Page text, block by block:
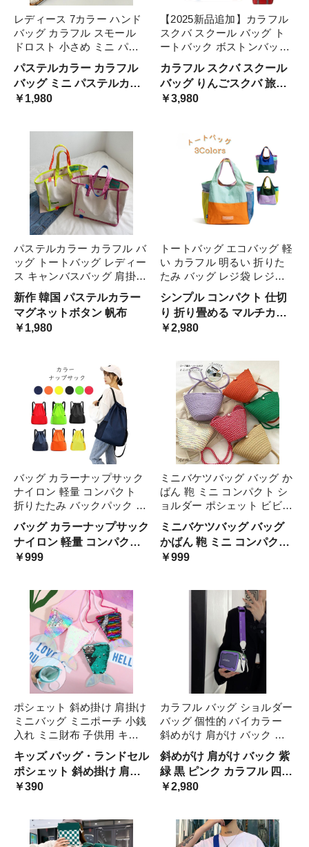
レディース 7カラー ハンド
バッグ カラフル スモール
ドロスト 小さめ ミニ パス
テルカラー 大人可愛い ママ
コーデ ママファッション 韓
国 オルチャンファッション
人気 トレンド 新作 20代 30
きれいめ レトロ お出かけ
パステルカラー カラフル
バッグ ミニ パステルカラ
ー 大人可愛い ファッショ
￥1,980
【2025新品追加】カラフル
スクバ スクール バッグ ト
ートバック ボストンバック
りんごスクバ 旅行鞄 通学
高校生 学校鞄 カバン 部活
赤 黒 ピンク 紫 スポ
ーツバッグ
カラフル スクバ スクール
バッグ りんごスクバ 旅行
鞄 通学 高校生 学校鞄 カバ
￥3,980
パステルカラー カラフル バ
ッグ トートバッグ レディー
ス キャンバスバッグ 肩掛け
バッグ 大容量 カジュアル
お出掛け おしゃれ 通学 無
地 カラフル 大きいサイズ
デイリー トレンドカラー 定
新作 韓国 パステルカラー
マグネットボタン 帆布
￥1,980
トートバッグ エコバッグ 軽
い カラフル 明るい 折りた
たみ バッグ レジ袋 レジバ
ッグ 買い物バッグ おしゃれ
コンビニ 袋 マイバッグ パ
ステルカラー 畳める 収納
マチあり 無地 小物入れ パ
お出かけ 弁当袋 撥水加工
便利
シンプル コンパクト 仕切
り 折り畳める マルチカラ
ー 20代用 30代用 40代 50
日 ギフト 可愛い 洗える ピ
クニック 散策用 弁当 ショ
ッピング
￥2,980
バッグ カラーナップサック
ナイロン 軽量 コンパクト
折りたたみ バックパック 通
勤 通学 カジュアル カラフ
ル デザイン 便利 エコバッ
グ 持ち運び便利 ナップザッ
ク 遠足 アウトドア 携帯性
バッグ カラーナップサック
ナイロン 軽量 コンパクト
折りたたみ バックパック
フル デザイン 便利 エコバ
ッグ 持ち運び便利 ナップ
ザック 遠足 アウトドア 携
帯性 ビビッドカラー カラ
フル
￥999
ミニバケツバッグ バッグ か
ばん 鞄 ミニ コンパクト シ
ョルダー ポシェット ビビッ
ドカラー カラフル 春 夏 ポ
ップ ロープ 編み トレンド
おしゃれ お洒落 きれいめ
カジュアル コーデ かわいい
ミニバケツバッグ バッグ
かばん 鞄 ミニ コンパクト
ショルダー ポシェット ビ
夏 ポップ ロープ 編み トレ
ンド おしゃれ お洒落 きれ
いめ カジュアル コーデ か
わいい レディース
￥999
ポシェット 斜め掛け 肩掛け
ミニバッグ ミニポーチ 小銭
入れ ミニ財布 子供用 キッ
ズ 女の子 バッグ スパンコ
ール キラキラ カラフル グ
ラデーション 派手 フィッシ
ュテール 魚 サカナ ユニー
普段使い デイリー ファッシ
ョン小物 女児
キッズ バッグ・ランドセル
ポシェット 斜め掛け 肩掛
け ミニバッグ ミニポーチ
￥390
カラフル バッグ ショルダー
バッグ 個性的 バイカラー
斜めがけ 肩がけ バック 紫
緑 黒 ピンク カラフル 四角
スクエア型 ミニ バッグ ク
ロスボディ ボディバッグ メ
ッセンジャーバッグ カジュ
カバン おしゃれ 横型 小さ
斜めがけ 肩がけ バック 紫
緑 黒 ピンク カラフル 四角
スクエア型 ミニ バッグ ク
メッセンジャーバッグ カラ
フル バッグ
￥2,980